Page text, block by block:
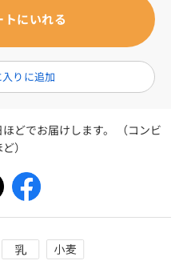
どでお届けします。 （コンビ
）